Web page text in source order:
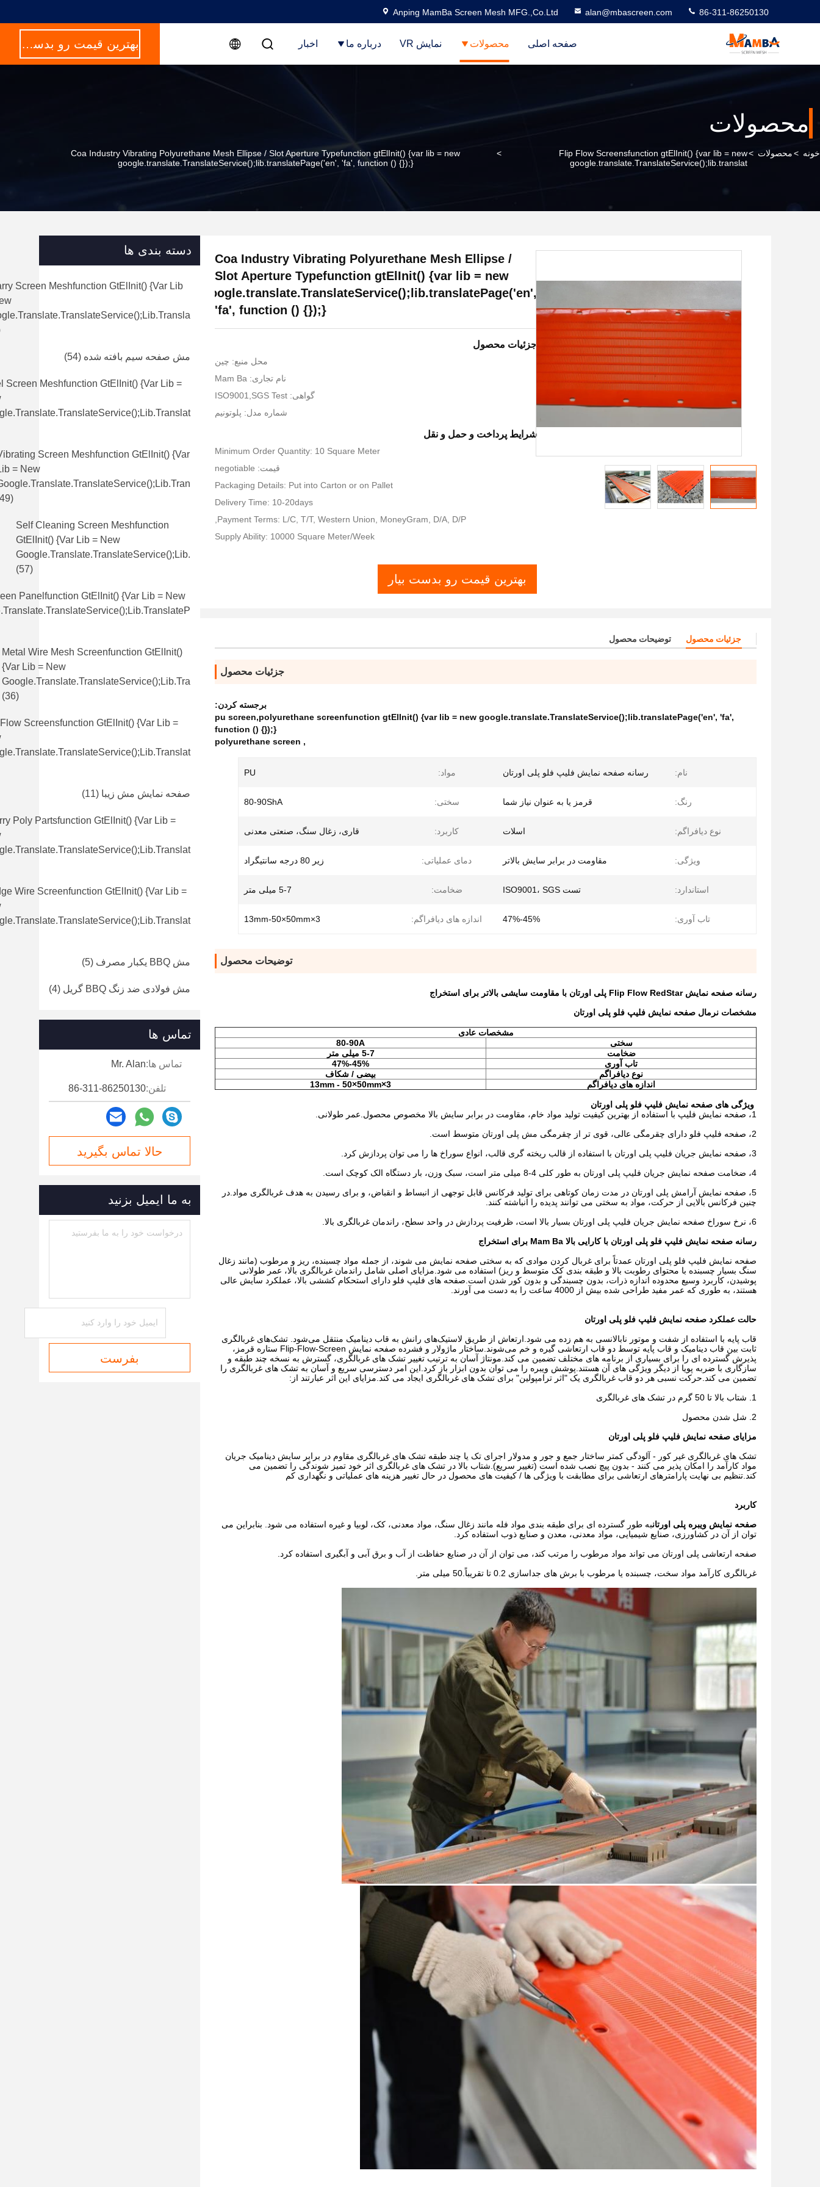
Anping MamBa Screen Mesh MFG.,Co.Ltd alan@mbascreen.com 86-311-86250130
صفحه اصلی محصولات نمایش VR درباره ما اخبار بهترین قیمت رو بدست بیار
محصولات
خونه >محصولات >
Flip Flow Screensfunction gtElInit() {var lib = new
google.translate.TranslateService();lib.translat
>
Coa Industry Vibrating Polyurethane Mesh Ellipse / Slot Aperture Typefunction gtElInit() {var lib = new
google.translate.TranslateService();lib.translatePage('en', 'fa', function () {});}
Coa Industry Vibrating Polyurethane Mesh Ellipse /
Slot Aperture Typefunction gtElInit() {var lib = new
google.translate.TranslateService();lib.translatePage('en',
'fa', function () {});}
جزئیات محصول
محل منبع: چين
نام تجاری: Mam Ba
گواهی: ISO9001,SGS Test
شماره مدل: پلوتونیم
شرایط پرداخت و حمل و نقل
Minimum Order Quantity: 10 Square Meter
قیمت: negotiable
Packaging Details: Put into Carton or on Pallet
Delivery Time: 10-20days
Payment Terms: L/C, T/T, Western Union, MoneyGram, D/A, D/P,
Supply Ability: 10000 Square Meter/Week
بهترین قیمت رو بدست بیار
جزئیات محصول توضیحات محصول
جزئیات محصول
برجسته کردن:
pu screen,polyurethane screenfunction gtElInit() {var lib = new google.translate.TranslateService();lib.translatePage('en', 'fa',
function () {});}
,
polyurethane screen
نام: رسانه صفحه نمایش فلیپ فلو پلی اورتان مواد: PU
رنگ: قرمز یا به عنوان نیاز شما سختی: 80-90ShA
نوع دیافراگم: اسلات کاربرد: قاری، زغال سنگ، صنعتی معدنی
ویژگی: مقاومت در برابر سایش بالاتر دمای عملیاتی: زیر 80 درجه سانتیگراد
استاندارد: تست ISO9001، SGS ضخامت: 5-7 میلی متر
تاب آوری: 45%-47% اندازه های دیافراگم: 3×13mm-50×50mm
توضیحات محصول
رسانه صفحه نمایش Flip Flow RedStar پلی اورتان با مقاومت سایشی بالاتر برای استخراج
مشخصات نرمال صفحه نمایش فلیپ فلو پلی اورتان
مشخصات عادی
سختی
80-90A
ضخامت
5-7 میلی متر
تاب آوری
45%-47%
نوع دیافراگم
بیضی / شکاف
اندازه های دیافراگم
3×13mm - 50×50mm
ویژگی های صفحه نمایش فلیپ فلو پلی اورتان
1، صفحه نمایش فلیپ با استفاده از بهترین کیفیت تولید مواد خام، مقاومت در برابر سایش بالا مخصوص محصول.عمر طولانی.
2، صفحه فلیپ فلو دارای چقرمگی عالی، قوی تر از چقرمگی مش پلی اورتان متوسط ​​است.
3، صفحه نمایش جریان فلیپ پلی اورتان با استفاده از قالب ریخته گری قالب، انواع سوراخ ها را می توان پردازش کرد.
4، ضخامت صفحه نمایش جریان فلیپ پلی اورتان به طور کلی 4-8 میلی متر است، سبک وزن، بار دستگاه الک کوچک است.
5، صفحه نمایش آرامش پلی اورتان در مدت زمان کوتاهی برای تولید فرکانس قابل توجهی از انبساط و انقباض، و برای رسیدن به هدف غربالگری مواد.در
چنین فرکانس بالایی از حرکت، مواد به سختی می توانند پدیده را انباشته کنند.
6، نرخ سوراخ صفحه نمایش جریان فلیپ پلی اورتان بسیار بالا است، ظرفیت پردازش در واحد سطح، راندمان غربالگری بالا.
رسانه صفحه نمایش فلیپ فلو پلی اورتان با کارایی بالا Mam Ba برای استخراج
صفحه نمایش فلیپ فلو پلی اورتان عمدتاً برای غربال کردن موادی که به سختی صفحه نمایش می شوند، از جمله مواد چسبنده، ریز و مرطوب (مانند زغال
سنگ بسیار چسبنده با محتوای رطوبت بالا و طبقه بندی کک متوسط ​​و ریز) استفاده می شود.مزایای اصلی شامل راندمان غربالگری بالا، عمر طولانی
پوشیدن، کاربرد وسیع محدوده اندازه ذرات، بدون چسبندگی و بدون کور شدن است.صفحه های فلیپ فلو دارای استحکام کششی بالا، عملکرد سایش عالی
هستند، به طوری که عمر مفید طراحی شده بیش از 4000 ساعت را به دست می آورند.
حالت عملکرد صفحه نمایش فلیپ فلو پلی اورتان
قاب پایه با استفاده از شفت و موتور نابالانسی به هم زده می شود.ارتعاش از طریق لاستیک‌های رانش به قاب دینامیک منتقل می‌شود. تشک‌های غربالگری
ثابت بین قاب دینامیک و قاب پایه توسط دو قاب ارتعاشی گیره و خم می‌شوند.ساختار ماژولار و فشرده صفحه نمایش Flip-Flow-Screen ستاره قرمز،
پذیرش گسترده ای را برای بسیاری از برنامه های مختلف تضمین می کند.مونتاژ آسان به ترتیب تغییر تشک های غربالگری، گسترش به نسخه چند طبقه و
سازگاری با ضربه پویا از دیگر ویژگی های آن هستند.پوشش ویبره را می توان بدون ابزار باز کرد.این امر دسترسی سریع و آسان به تشک های غربالگری را
تضمین می کند.حرکت نسبی هر دو قاب غربالگری یک "اثر ترامپولین" برای تشک های غربالگری ایجاد می کند.مزایای این اثر عبارتند از:
1. شتاب بالا تا 50 گرم در تشک های غربالگری
2. شل شدن محصول
مزایای صفحه نمایش فلیپ فلو پلی اورتان
تشک های غربالگری غیر کور - آلودگی کمتر ساختار جمع و جور و مدولار اجرای تک یا چند طبقه تشک های غربالگری مقاوم در برابر سایش دینامیک جریان
مواد کارآمد را امکان پذیر می کنند - بدون پیچ نصب شده است (تغییر سریع).شتاب بالا در تشک های غربالگری اثر خود تمیز شوندگی را تضمین می
کند.تنظیم بی نهایت پارامترهای ارتعاشی برای مطابقت با ویژگی ها / کیفیت های محصول در حال تغییر هزینه های عملیاتی و نگهداری کم
کاربرد
صفحه نمایش ویبره پلی اورتانبه طور گسترده ای برای طبقه بندی مواد فله مانند زغال سنگ، مواد معدنی، کک، لوبیا و غیره استفاده می شود. بنابراین می
توان از آن در کشاورزی، صنایع شیمیایی، مواد معدنی، معدن و صنایع ذوب استفاده کرد.
صفحه ارتعاشی پلی اورتان می تواند مواد مرطوب را مرتب کند، می توان از آن در صنایع حفاظت از آب و برق آبی و آبگیری استفاده کرد.
غربالگری کارآمد مواد سخت، چسبنده یا مرطوب با برش های جداسازی 0.2 تا تقریباً.50 میلی متر.
دسته بندی ها
Screen Meshfunction GtElInit() {var Lib
مش صفحه سیم بافته شده (54)
Screen Meshfunction GtElInit() {var Lib =
Screen Meshfunction GtElInit() {var
= New
Self Cleaning Screen Meshfunction
GtElInit() {var Lib = New
Google.translate.TranslateService();lib.
(57)
Panelfunction GtElInit() {var Lib = New
Metal Wire Mesh Screenfunction GtElInit()
{var Lib = New
Google.translate.TranslateService();lib.tra
(36)
Screensfunction GtElInit() {var Lib =
صفحه نمایش مش زیبا (11)
Poly Partsfunction GtElInit() {var Lib =
Wire Screenfunction GtElInit() {var Lib =
مش BBQ یکبار مصرف (5)
مش فولادی ضد زنگ BBQ گریل (4)
تماس ها
تماس ها:Mr. Alan
تلفن:86-311-86250130
حالا تماس بگیرید
به ما ایمیل بزنید
بفرست